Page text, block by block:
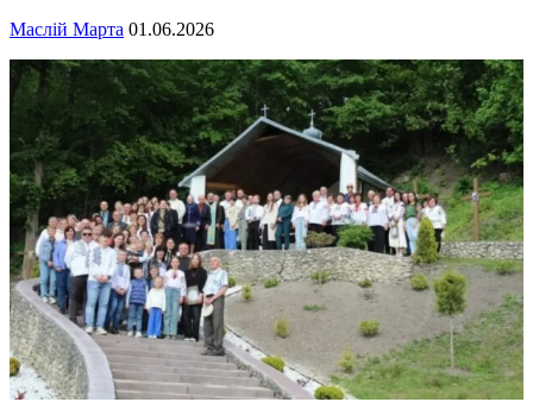
Маслій Марта 01.06.2026